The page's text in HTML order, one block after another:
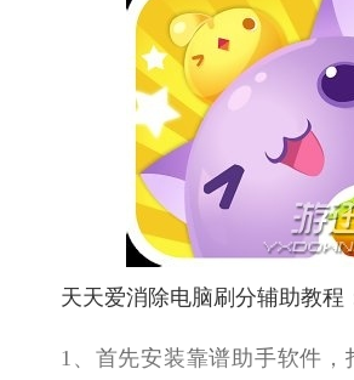
天天爱消除电脑刷分辅助教程
1、首先安装靠谱助手软件，